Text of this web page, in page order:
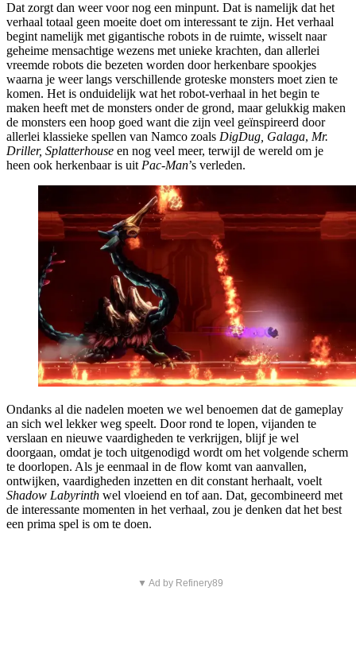
Dat zorgt dan weer voor nog een minpunt. Dat is namelijk dat het
verhaal totaal geen moeite doet om interessant te zijn. Het verhaal
begint namelijk met gigantische robots in de ruimte, wisselt naar
geheime mensachtige wezens met unieke krachten, dan allerlei
vreemde robots die bezeten worden door herkenbare spookjes
waarna je weer langs verschillende groteske monsters moet zien te
komen. Het is onduidelijk wat het robot-verhaal in het begin te
maken heeft met de monsters onder de grond, maar gelukkig maken
de monsters een hoop goed want die zijn veel geïnspireerd door
allerlei klassieke spellen van Namco zoals DigDug, Galaga, Mr.
Driller, Splatterhouse en nog veel meer, terwijl de wereld om je
heen ook herkenbaar is uitPac-Man’s verleden.
Ondanks al die nadelen moeten we wel benoemen dat de gameplay
an sich wel lekker weg speelt. Door rond te lopen, vijanden te
verslaan en nieuwe vaardigheden te verkrijgen, blijf je wel
doorgaan, omdat je toch uitgenodigd wordt om het volgende scherm
te doorlopen. Als je eenmaal in de flow komt van aanvallen,
ontwijken, vaardigheden inzetten en dit constant herhaalt, voelt
Shadow Labyrinth wel vloeiend en tof aan. Dat, gecombineerd met
de interessante momenten in het verhaal, zou je denken dat het best
een prima spel is om te doen.
▼ Ad by Refinery89